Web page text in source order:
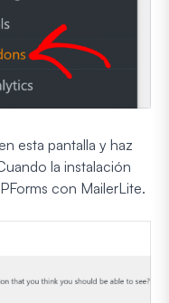
esta pantalla y haz
la instalación
con MailerLite.